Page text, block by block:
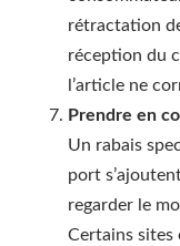
rétractation
réception du
l’article ne
Prendre en
Un rabais
port
regarder le
Certains sites